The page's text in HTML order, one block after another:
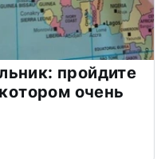
пройдите
очень